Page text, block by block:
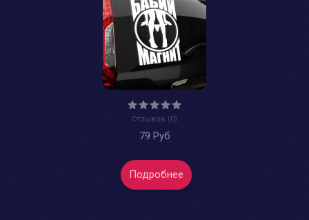
Отзывов (0)
79 Руб
Подробнее